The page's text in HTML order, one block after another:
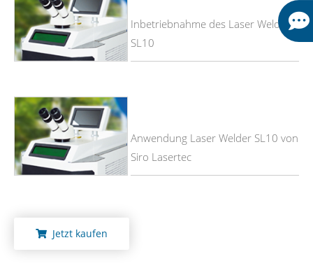
Inbetriebnahme des Laser Welder
SL10
Anwendung Laser Welder SL10 von
Siro Lasertec
Jetzt kaufen